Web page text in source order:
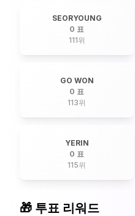
SEORYOUNG
0 표
111위
GO WON
0 표
113위
YERIN
0 표
115위
🎁 투표 리워드